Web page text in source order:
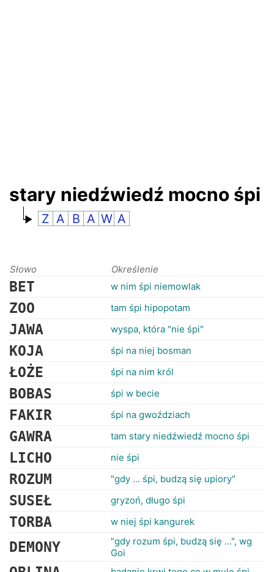
stary niedźwiedź mocno śpi
Z A B A W A
Słowo Określenie
BET w nim śpi niemowlak
ZOO tam śpi hipopotam
JAWA wyspa, która "nie śpi"
KOJA śpi na niej bosman
ŁOŻE śpi na nim król
BOBAS śpi w becie
FAKIR śpi na gwoździach
GAWRA tam stary niedźwiedź mocno śpi
LICHO nie śpi
ROZUM "gdy ... śpi, budzą się upiory"
SUSEŁ gryzoń, długo śpi
TORBA w niej śpi kangurek
DEMONY
"gdy rozum śpi, budzą się ...", wg
Goi